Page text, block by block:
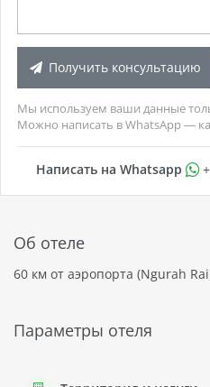
Получить консультацию
Мы используем ваши данные
Можно написать в WhatsApp —
Написать на Whatsapp
Об отеле
60 км от аэропорта (Ngurah
Параметры отеля